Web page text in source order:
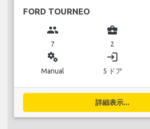
FORD TOURNEO
group
7
business_center
2
miscellaneous_services
Manual
login
5 ドア
詳細表示...